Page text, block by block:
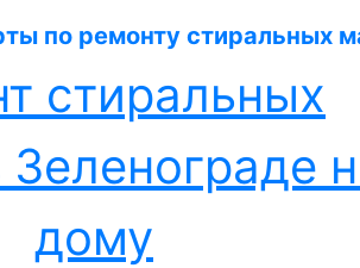
стиральных
дому